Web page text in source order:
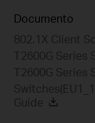
Documento
802.1X Client
T2600G Series
T2600G Series
Guide